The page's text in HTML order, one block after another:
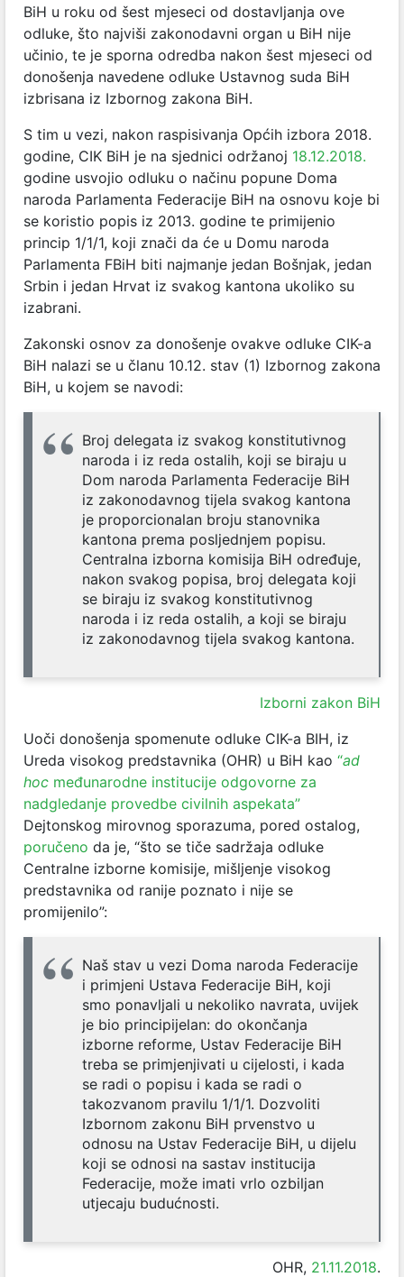
BiH u roku od šest mjeseci od dostavljanja ove
odluke, što najviši zakonodavni organ u BiH nije
učinio, te je sporna odredba nakon šest mjeseci od
donošenja navedene odluke Ustavnog suda BiH
izbrisana iz Izbornog zakona BiH.
S tim u vezi, nakon raspisivanja Općih izbora 2018.
godine, CIK BiH je na sjednici održanoj 18.12.2018.
godine usvojio odluku o načinu popune Doma
naroda Parlamenta Federacije BiH na osnovu koje bi
se koristio popis iz 2013. godine te primijenio
princip 1/1/1, koji znači da će u Domu naroda
Parlamenta FBiH biti najmanje jedan Bošnjak, jedan
Srbin i jedan Hrvat iz svakog kantona ukoliko su
izabrani.
Zakonski osnov za donošenje ovakve odluke CIK-a
BiH nalazi se u članu 10.12. stav (1) Izbornog zakona
BiH, u kojem se navodi:
Broj delegata iz svakog konstitutivnog
naroda i iz reda ostalih, koji se biraju u
Dom naroda Parlamenta Federacije BiH
iz zakonodavnog tijela svakog kantona
je proporcionalan broju stanovnika
kantona prema posljednjem popisu.
Centralna izborna komisija BiH određuje,
nakon svakog popisa, broj delegata koji
se biraju iz svakog konstitutivnog
naroda i iz reda ostalih, a koji se biraju
iz zakonodavnog tijela svakog kantona.
Izborni zakon BiH
Uoči donošenja spomenute odluke CIK-a BIH, iz
Ureda visokog predstavnika (OHR) u BiH kao “ad
hoc međunarodne institucije odgovorne za
nadgledanje provedbe civilnih aspekata”
Dejtonskog mirovnog sporazuma, pored ostalog,
poručeno da je, “što se tiče sadržaja odluke
Centralne izborne komisije, mišljenje visokog
predstavnika od ranije poznato i nije se
promijenilo”:
Naš stav u vezi Doma naroda Federacije
i primjeni Ustava Federacije BiH, koji
smo ponavljali u nekoliko navrata, uvijek
je bio principijelan: do okončanja
izborne reforme, Ustav Federacije BiH
treba se primjenjivati u cijelosti, i kada
se radi o popisu i kada se radi o
takozvanom pravilu 1/1/1. Dozvoliti
Izbornom zakonu BiH prvenstvo u
odnosu na Ustav Federacije BiH, u dijelu
koji se odnosi na sastav institucija
Federacije, može imati vrlo ozbiljan
utjecaju budućnosti.
OHR, 21.11.2018.